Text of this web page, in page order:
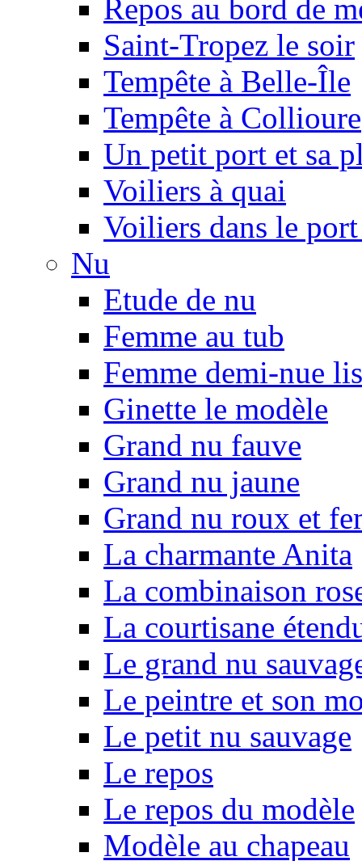
Repos au bord de
Saint-Tropez le soir
Tempête à Belle-Île
Tempête à Collioure
Un petit port et sa
Voiliers à quai
Voiliers dans le
Nu
Etude de nu
Femme au tub
Femme demi-nue
Ginette le modèle
Grand nu fauve
Grand nu jaune
Grand nu roux et
La charmante Anita
La combinaison
La courtisane
Le grand nu
Le peintre et son
Le petit nu sauvage
Le repos
Le repos du modèle
Modèle au chapeau